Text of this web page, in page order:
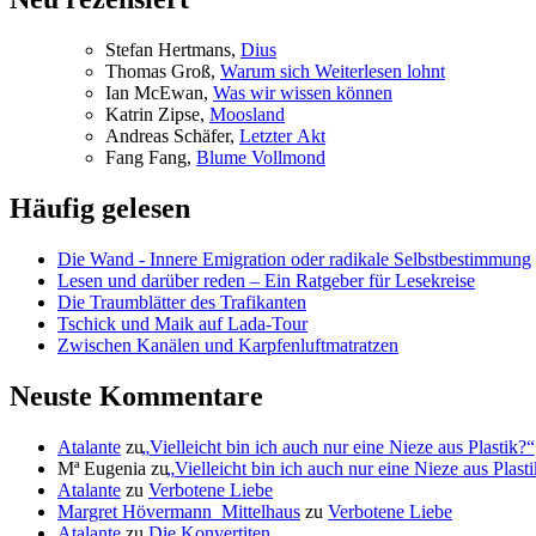
Ste­fan Hertmans, Di­us
Tho­mas Groß, War­um sich Wei­ter­le­sen lohnt
Ian McE­wan, Was wir wis­sen können
Kat­rin Zip­se, Moos­land
An­dre­as Schä­fer, Letz­ter Akt
Fang Fang, Blu­me Vollmond
Häufig gelesen
Die Wand - Innere Emigration oder radikale Selbstbestimmung
Lesen und darüber reden – Ein Ratgeber für Lesekreise
Die Traumblätter des Trafikanten
Tschick und Maik auf Lada-Tour
Zwischen Kanälen und Karpfenluftmatratzen
Neuste Kommentare
Atalante zu
„Vielleicht bin ich auch nur eine Nieze aus Plastik?“
Mª Eugenia zu
„Vielleicht bin ich auch nur eine Nieze aus
Atalante zu Verbotene Liebe
Margret Hövermann_Mittelhaus zu Verbotene Liebe